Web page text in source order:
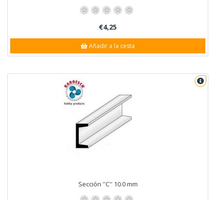
€4,25
Añadir a la cesta
Sección ''C'' 10.0 mm